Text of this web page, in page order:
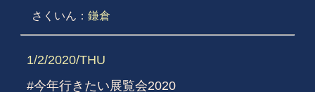
さくいん： 鎌倉
1/2/2020/THU
#今年行きたい展覧会2020